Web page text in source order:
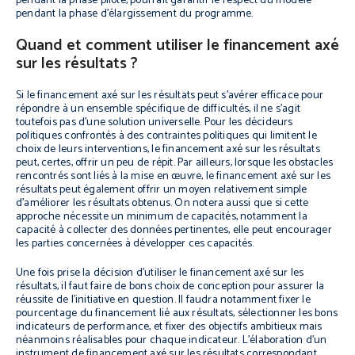
pendant la phase d’élargissement du programme.
Quand et comment utiliser le financement axé
sur les résultats ?
Si le financement axé sur les résultats peut s’avérer efficace pour
répondre à un ensemble spécifique de difficultés, il ne s’agit
toutefois pas d’une solution universelle. Pour les décideurs
politiques confrontés à des contraintes politiques qui limitent le
choix de leurs interventions, le financement axé sur les résultats
peut, certes, offrir un peu de répit. Par ailleurs, lorsque les obstacles
rencontrés sont liés à la mise en œuvre, le financement axé sur les
résultats peut également offrir un moyen relativement simple
d’améliorer les résultats obtenus. On notera aussi que si cette
approche nécessite un minimum de capacités, notamment la
capacité à collecter des données pertinentes, elle peut encourager
les parties concernées à développer ces capacités.
Une fois prise la décision d’utiliser le financement axé sur les
résultats, il faut faire de bons choix de conception pour assurer la
réussite de l’initiative en question. Il faudra notamment fixer le
pourcentage du financement lié aux résultats, sélectionner les bons
indicateurs de performance, et fixer des objectifs ambitieux mais
néanmoins réalisables pour chaque indicateur. L’élaboration d’un